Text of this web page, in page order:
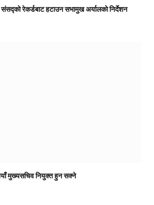
संसद्को रेकर्डबाट हटाउन सभामुख अर्यालको निर्देशन
मुख्यसचिव नियुक्त हुन सक्ने